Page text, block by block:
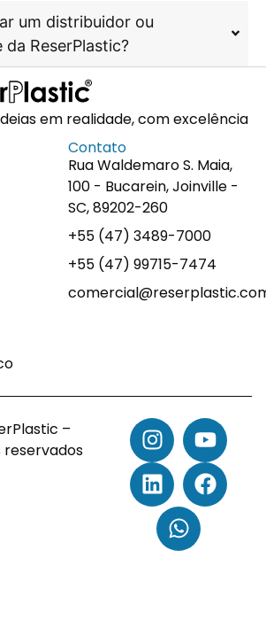
um distribuidor ou
ReserPlastic?
em realidade, com excelência
Contato
Rua Waldemaro S. Maia,
100 - Bucarein, Joinville -
SC, 89202-260
+55 (47) 3489-7000
+55 (47) 99715-7474
–
reservados